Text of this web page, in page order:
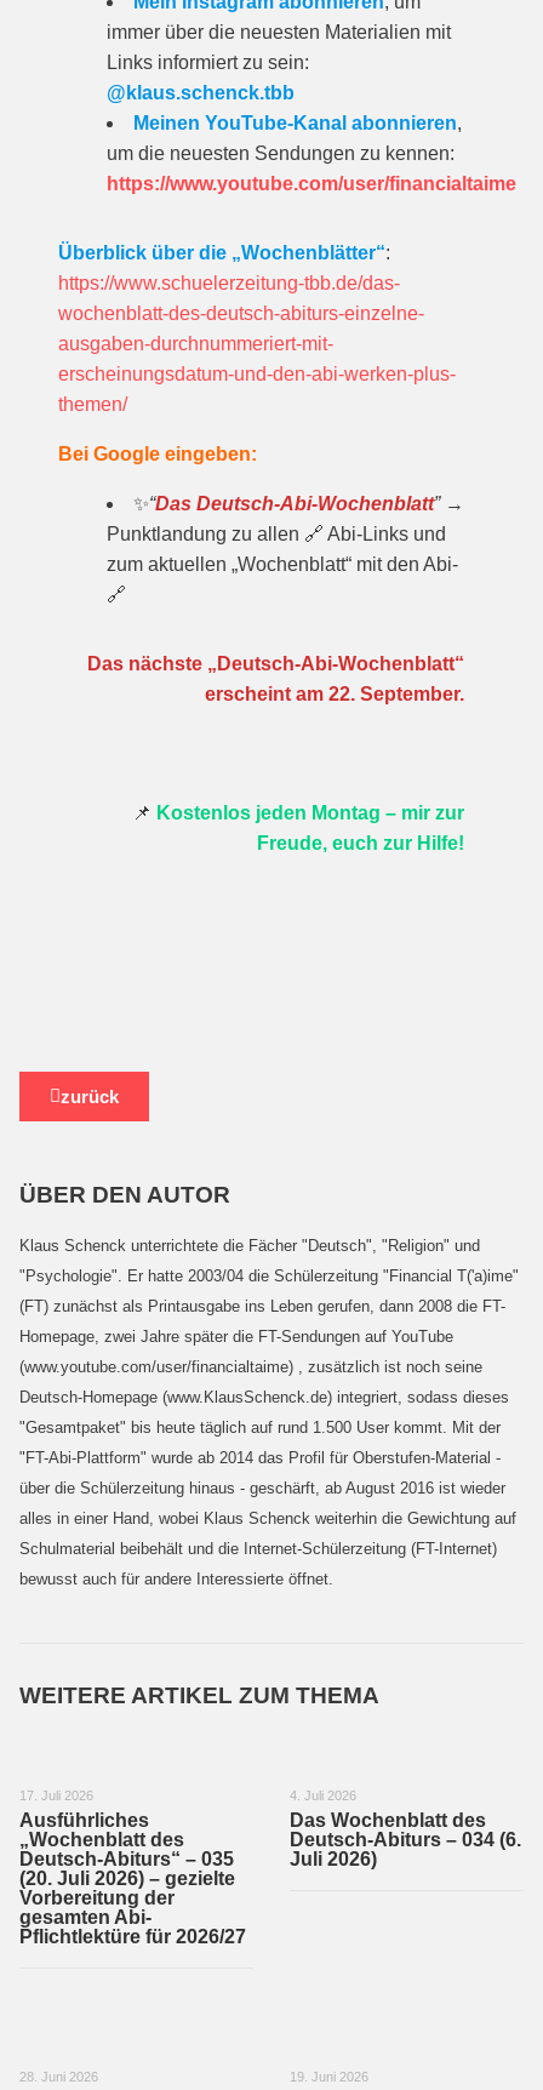
immer über die neuesten Materialien mit
Links informiert zu sein:
@klaus.schenck.tbb
Meinen YouTube-Kanal abonnieren,
um die neuesten Sendungen zu kennen:
https://www.youtube.com/user/financialtaime
Überblick über die „Wochenblätter“:
https://www.schuelerzeitung-tbb.de/das-
wochenblatt-des-deutsch-abiturs-einzelne-
ausgaben-durchnummeriert-mit-
erscheinungsdatum-und-den-abi-werken-plus-
themen/
Bei Google eingeben:
✨“Das Deutsch-Abi-Wochenblatt” →
Punktlandung zu allen 🔗 Abi-Links und
zum aktuellen „Wochenblatt“ mit den Abi-
🔗
Das nächste „Deutsch-Abi-Wochenblatt“
erscheint am 22. September.
📌 Kostenlos jeden Montag – mir zur
Freude, euch zur Hilfe!
zurück
ÜBER DEN AUTOR
Klaus Schenck unterrichtete die Fächer "Deutsch", "Religion" und
"Psychologie". Er hatte 2003/04 die Schülerzeitung "Financial T('a)ime"
(FT) zunächst als Printausgabe ins Leben gerufen, dann 2008 die FT-
Homepage, zwei Jahre später die FT-Sendungen auf YouTube
(www.youtube.com/user/financialtaime) , zusätzlich ist noch seine
Deutsch-Homepage (www.KlausSchenck.de) integriert, sodass dieses
"Gesamtpaket" bis heute täglich auf rund 1.500 User kommt. Mit der
"FT-Abi-Plattform" wurde ab 2014 das Profil für Oberstufen-Material -
über die Schülerzeitung hinaus - geschärft, ab August 2016 ist wieder
alles in einer Hand, wobei Klaus Schenck weiterhin die Gewichtung auf
Schulmaterial beibehält und die Internet-Schülerzeitung (FT-Internet)
bewusst auch für andere Interessierte öffnet.
WEITERE ARTIKEL ZUM THEMA
17. Juli 2026
Ausführliches
„Wochenblatt des
Deutsch-Abiturs“ – 035
(20. Juli 2026) – gezielte
Vorbereitung der
gesamten Abi-
Pflichtlektüre für 2026/27
4. Juli 2026
Das Wochenblatt des
Deutsch-Abiturs – 034 (6.
Juli 2026)
28. Juni 2026 19. Juni 2026